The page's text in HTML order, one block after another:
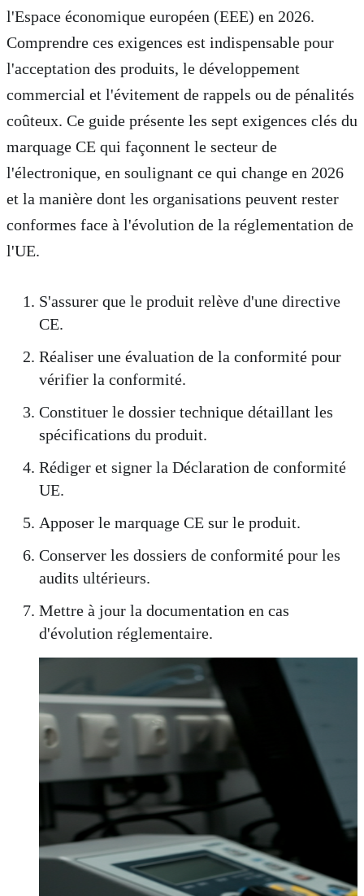
l'Espace économique européen (EEE) en 2026.
Comprendre ces exigences est indispensable pour
l'acceptation des produits, le développement
commercial et l'évitement de rappels ou de pénalités
coûteux. Ce guide présente les sept exigences clés du
marquage CE qui façonnent le secteur de
l'électronique, en soulignant ce qui change en 2026
et la manière dont les organisations peuvent rester
conformes face à l'évolution de la réglementation de
l'UE.
S'assurer que le produit relève d'une directive
CE.
Réaliser une évaluation de la conformité pour
vérifier la conformité.
Constituer le dossier technique détaillant les
spécifications du produit.
Rédiger et signer la Déclaration de conformité
UE.
Apposer le marquage CE sur le produit.
Conserver les dossiers de conformité pour les
audits ultérieurs.
Mettre à jour la documentation en cas
d'évolution réglementaire.